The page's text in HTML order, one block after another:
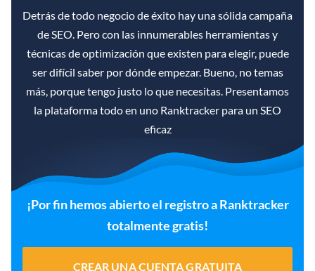
Detrás de todo negocio de éxito hay una sólida campaña
de SEO. Pero con las innumerables herramientas y
técnicas de optimización que existen para elegir, puede
ser difícil saber por dónde empezar. Bueno, no temas
más, porque tengo justo lo que necesitas. Presentamos
la plataforma todo en uno Ranktracker para un SEO
eficaz
¡Por fin hemos abierto el registro a Ranktracker
totalmente gratis!
CREAR UNA CUENTA GRATUITA